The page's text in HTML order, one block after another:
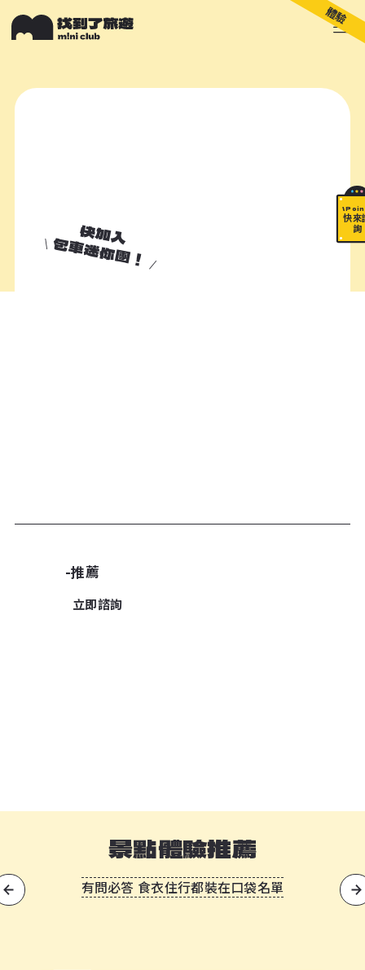
\
快來
詢
體驗
快加入
包車迷你團！
-推薦
立即諮詢
景點體驗推薦
有問必答 食衣住行都裝在口袋名單